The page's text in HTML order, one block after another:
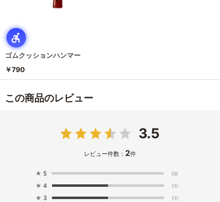
ゴムクッションハンマー
￥790
この商品のレビュー
3.5
レビュー件数： 2件
★ 5 (0)
★ 4 (1)
★ 3 (1)